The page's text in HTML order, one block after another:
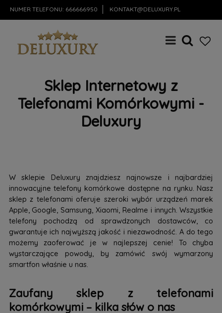
NUMER TELEFONU: 666666950 KONTAKT@DELUXURY.PL
Sklep Internetowy z
Telefonami Komórkowymi -
Deluxury
W sklepie Deluxury znajdziesz najnowsze i najbardziej
innowacyjne telefony komórkowe dostępne na rynku. Nasz
sklep z telefonami oferuje szeroki wybór urządzeń marek
Apple, Google, Samsung, Xiaomi, Realme i innych. Wszystkie
telefony pochodzą od sprawdzonych dostawców, co
gwarantuje ich najwyższą jakość i niezawodność. A do tego
możemy zaoferować je w najlepszej cenie! To chyba
wystarczające powody, by zamówić swój wymarzony
smartfon właśnie u nas.
Zaufany sklep z telefonami
komórkowymi – kilka słów o nas